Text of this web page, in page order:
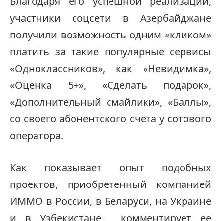
участники соцсети в Азербайджане
получили возможность одним «кликом»
платить за такие популярные сервисы
«Одноклассников», как «Невидимка»,
«Оценка 5+», «Сделать подарок»,
«Дополнительный смайлики», «Баллы»,
со своего абонентского счета у сотового
оператора.
Как показывает опыт подобных
проектов, приобретенный компанией
ИММО в России, в Беларуси, на Украине
и в Узбекистане, комментирует ее